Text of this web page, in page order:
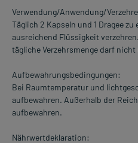
Verwendung/Anwendung/
Täglich 2 Kapseln und 1 Dragee
ausreichend Flüssigkeit
tägliche Verzehrsmenge darf
Aufbewahrungsbedingungen:
Bei Raumtemperatur und
aufbewahren. Außerhalb der
aufbewahren.
Nährwertdeklaration: